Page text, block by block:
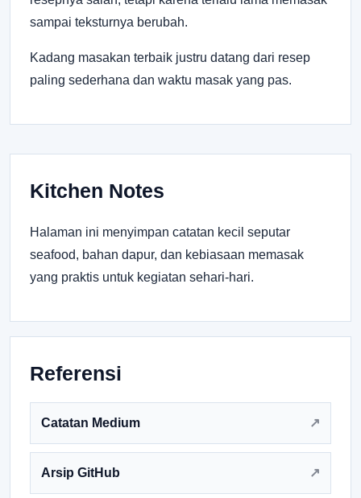
sampai teksturnya berubah.
Kadang masakan terbaik justru datang dari resep
paling sederhana dan waktu masak yang pas.
Kitchen Notes
Halaman ini menyimpan catatan kecil seputar
seafood, bahan dapur, dan kebiasaan memasak
yang praktis untuk kegiatan sehari-hari.
Referensi
Catatan Medium
Arsip GitHub